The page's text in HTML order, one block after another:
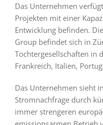
Das Unternehmen
Projekten mit einer
Entwicklung befinden.
Group befindet sich in
Tochtergesellschaften in
Frankreich, Italien,
Das Unternehmen sieht
Stromnachfrage durch
immer strengeren